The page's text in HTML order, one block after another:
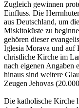
Zugleich gewinnen
Einfluss. Die
aus Deutschland, um
Miskitoküste zu
gehören dieser
Iglesia Morava und auf
christliche Kirche im
nach eigenen Angaben
hinaus sind weitere
Zeugen Jehovas
Die katholische Kirche